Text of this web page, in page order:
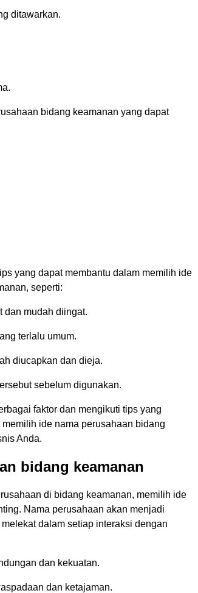
ditawarkan.
bidang keamanan yang dapat
yang dapat membantu dalam memilih ide
seperti:
dan mudah diingat.
terlalu umum.
diucapkan dan dieja.
sebelum digunakan.
faktor dan mengikuti tips yang
ide nama perusahaan bidang
Anda.
bidang keamanan
di bidang keamanan, memilih ide
Nama perusahaan akan menjadi
dalam setiap interaksi dengan
dan kekuatan.
dan ketajaman.